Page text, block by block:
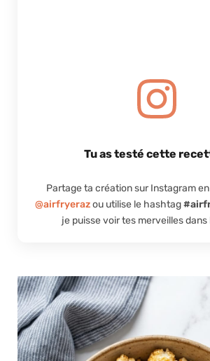
Tu as testé cette
Partage ta création sur Instagram
@airfryerazou utilise le hashtag
je puisse voir tes merveilles dans